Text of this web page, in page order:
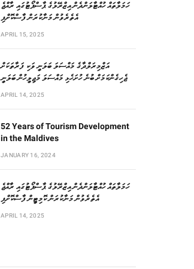
ހަމަލާތައް ހުއްޓާލަންދެން އިޒްރޭލުގެ ޕާސްޕޯޓުގައި ރާއްޖެ
އެތެރެވުން މަނާކުރަން ފާސްކޮށްފި
APRIL 15, 2025
އަޒްމިރަލްދާގެ މައްސަލަ ބަލަނީ ވަކި ފަރާތަކަށް
ޖެހިގެންކަމަށް ބުނެ ހުށަހެޅި މައްސަލަ މަޖިލީހުން ބަލަނީ
APRIL 14, 2025
52 Years of Tourism Development
in the Maldives
JANUARY 16, 2024
ހަމަލާތައް ހުއްޓާލަންދެން އިޒްރޭލުގެ ޕާސްޕޯޓުގައި ރާއްޖެ
އެތެރެވުން މަނާކުރަން ކޮމިޓީން ފާސްކޮށްފި
APRIL 14, 2025